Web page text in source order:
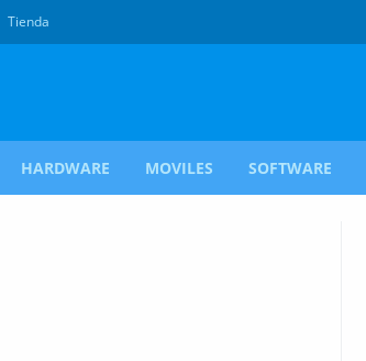
Tienda
HARDWARE MOVILES SOFTWARE